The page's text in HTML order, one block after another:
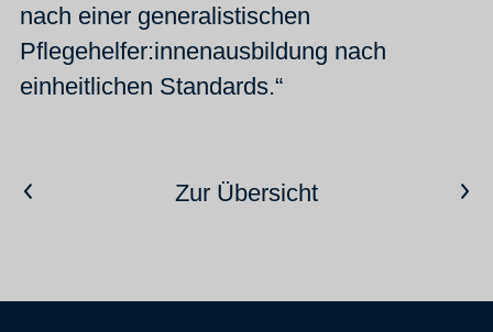
nach einer generalistischen
Pflegehelfer:innenausbildung nach
einheitlichen Standards.“
Vorheriger ArtikelZur ÜbersichtNächster Artikel